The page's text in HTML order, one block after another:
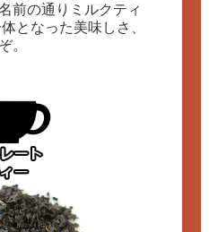
前の通りミルクティ
となった美味しさ、
。